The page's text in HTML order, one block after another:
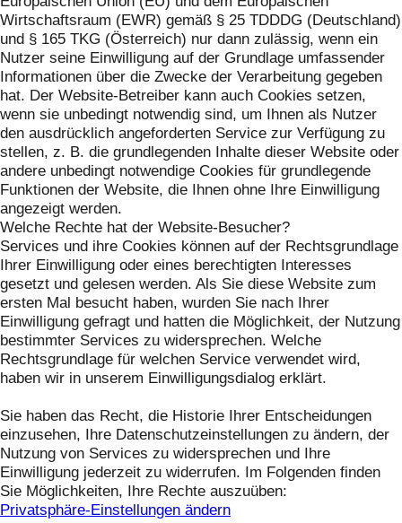
Wirtschaftsraum (EWR) gemäß § 25 TDDDG (Deutschland)
und § 165 TKG (Österreich) nur dann zulässig, wenn ein
Nutzer seine Einwilligung auf der Grundlage umfassender
Informationen über die Zwecke der Verarbeitung gegeben
hat. Der Website-Betreiber kann auch Cookies setzen,
wenn sie unbedingt notwendig sind, um Ihnen als Nutzer
den ausdrücklich angeforderten Service zur Verfügung zu
stellen, z. B. die grundlegenden Inhalte dieser Website oder
andere unbedingt notwendige Cookies für grundlegende
Funktionen der Website, die Ihnen ohne Ihre Einwilligung
angezeigt werden.
Welche Rechte hat der Website-Besucher?
Services und ihre Cookies können auf der Rechtsgrundlage
Ihrer Einwilligung oder eines berechtigten Interesses
gesetzt und gelesen werden. Als Sie diese Website zum
ersten Mal besucht haben, wurden Sie nach Ihrer
Einwilligung gefragt und hatten die Möglichkeit, der Nutzung
bestimmter Services zu widersprechen. Welche
Rechtsgrundlage für welchen Service verwendet wird,
haben wir in unserem Einwilligungsdialog erklärt.
Sie haben das Recht, die Historie Ihrer Entscheidungen
einzusehen, Ihre Datenschutzeinstellungen zu ändern, der
Nutzung von Services zu widersprechen und Ihre
Einwilligung jederzeit zu widerrufen. Im Folgenden finden
Sie Möglichkeiten, Ihre Rechte auszuüben:
Privatsphäre-Einstellungen ändern